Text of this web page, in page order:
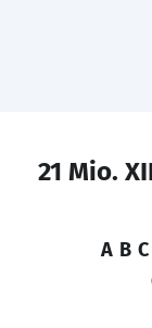
21 Mio.
A B C